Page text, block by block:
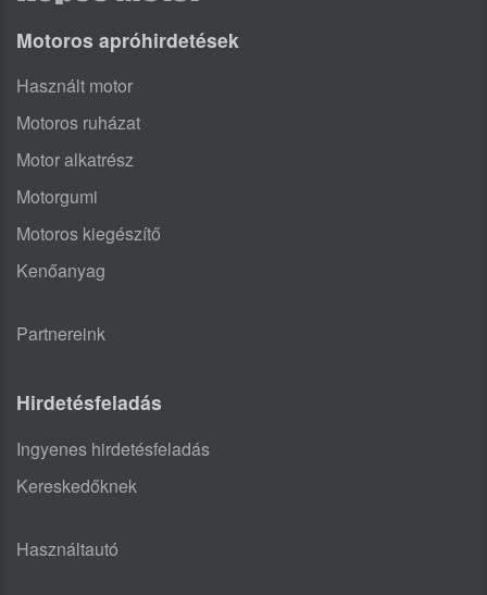
Motoros apróhirdetések
Használt motor
Motoros ruházat
Motor alkatrész
Motorgumi
Motoros kiegészítő
Kenőanyag
Partnereink
Hirdetésfeladás
Ingyenes hirdetésfeladás
Kereskedőknek
Használtautó